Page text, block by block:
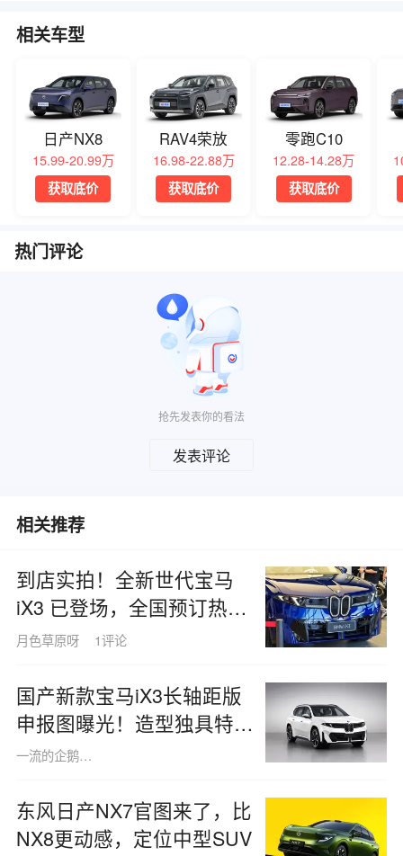
相关车型
日产NX8
15.99-20.99万
获取底价
RAV4荣放
16.98-22.88万
获取底价
零跑C10
12.28-14.28万
获取底价
热门评论
抢先发表你的看法
发表评论
相关推荐
到店实拍！全新世代宝马
iX3 已登场，全国预订热潮
抢先开启！
月色草原呀 1评论
国产新款宝马iX3长轴距版
申报图曝光！造型独具特
色，搭载半隐藏式门把手
一流的企鹅8319
东风日产NX7官图来了，比
NX8更动感，定位中型SUV